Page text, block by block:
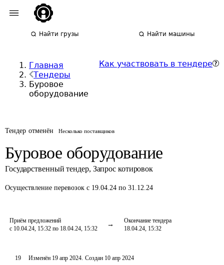
Найти грузы Найти машины
Главная
Тендеры
Буровое
оборудование
Как участвовать в тендере
Тендер отменён Несколько поставщиков
Буровое оборудование
Государственный тендер, Запрос котировок
Осуществление перевозок с 19.04.24 по 31.12.24
Приём предложений
с 10.04.24, 15:32 по 18.04.24, 15:32
Окончание тендера
18.04.24, 15:32
19 Изменён 19 апр 2024. Создан 10 апр 2024